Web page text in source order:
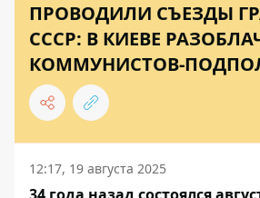
ПРОВОДИЛИ СЪЕЗДЫ
СССР: В КИЕВЕ
КОММУНИСТОВ-
12:17, 19 августа 2025